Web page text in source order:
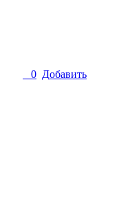
0 Добавить